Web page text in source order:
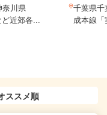
奈川県
近郊各...
千葉県千
成本線